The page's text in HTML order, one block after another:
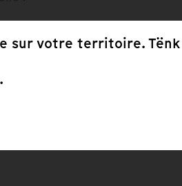
sur votre territoire.